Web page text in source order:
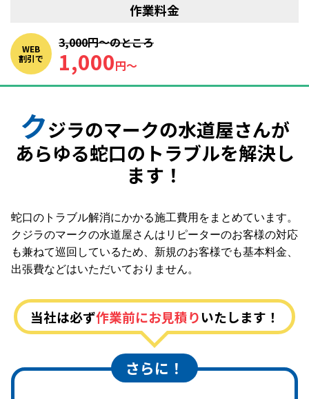
作業料金
WEB
割引で
3,000円〜のところ
1,000円〜
クジラのマークの水道屋さんが
あらゆる蛇口のトラブルを解決し
ます！
蛇口のトラブル解消にかかる施工費用をまとめています。
クジラのマークの水道屋さんはリピーターのお客様の対応
も兼ねて巡回しているため、新規のお客様でも基本料金、
出張費などはいただいておりません。
当社は必ず作業前にお見積りいたします！
さらに！